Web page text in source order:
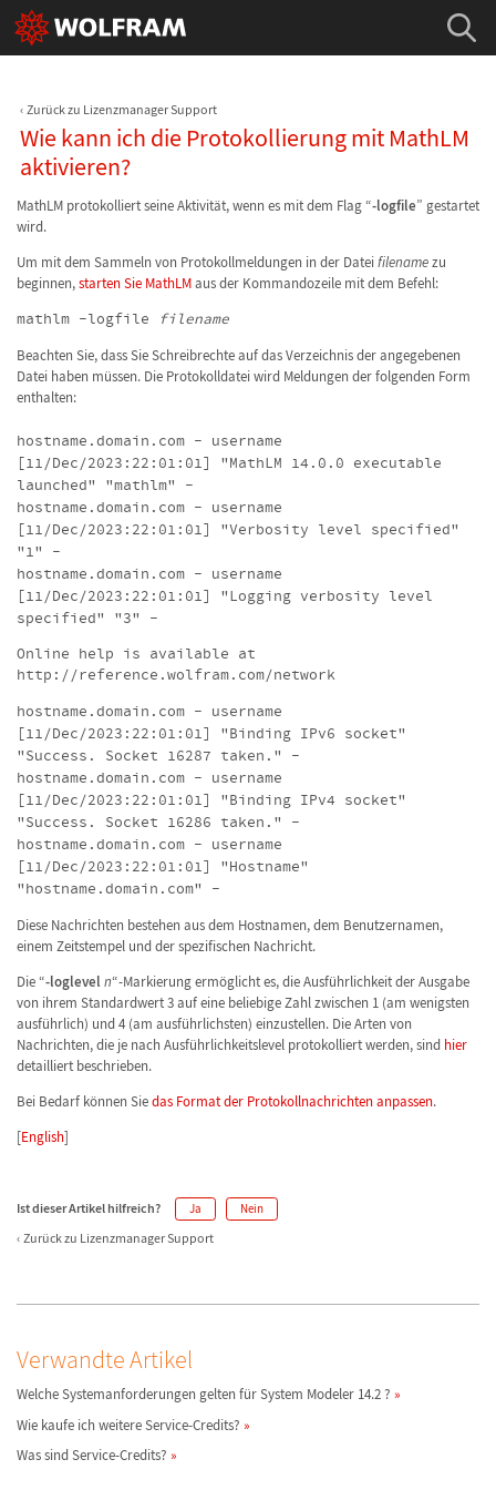
Zurück zu Lizenzmanager Support
Wie kann ich die Protokollierung mit MathLM
aktivieren?
MathLM protokolliert seine Aktivität, wenn es mit dem Flag “-logfile” gestartet
wird.
Um mit dem Sammeln von Protokollmeldungen in der Dateifilenamezu
beginnen,starten Sie MathLMaus der Kommandozeile mit dem Befehl:
mathlm -logfile filename
Beachten Sie, dass Sie Schreibrechte auf das Verzeichnis der angegebenen
Datei haben müssen. Die Protokolldatei wird Meldungen der folgenden Form
enthalten:
hostname.domain.com - username
[11/Dec/2023:22:01:01] "MathLM 14.0.0 executable
launched" "mathlm" -
hostname.domain.com - username
[11/Dec/2023:22:01:01] "Verbosity level specified"
"1" -
hostname.domain.com - username
[11/Dec/2023:22:01:01] "Logging verbosity level
specified" "3" -
Online help is available at
http://reference.wolfram.com/network
hostname.domain.com - username
[11/Dec/2023:22:01:01] "Binding IPv6 socket"
"Success. Socket 16287 taken." -
hostname.domain.com - username
[11/Dec/2023:22:01:01] "Binding IPv4 socket"
"Success. Socket 16286 taken." -
hostname.domain.com - username
[11/Dec/2023:22:01:01] "Hostname"
"hostname.domain.com" -
Diese Nachrichten bestehen aus dem Hostnamen, dem Benutzernamen,
einem Zeitstempel und der spezifischen Nachricht.
Die “-loglevel n“-Markierung ermöglicht es, die Ausführlichkeit der Ausgabe
von ihrem Standardwert 3 auf eine beliebige Zahl zwischen 1 (am wenigsten
ausführlich) und 4 (am ausführlichsten) einzustellen. Die Arten von
Nachrichten, die je nach Ausführlichkeitslevel protokolliert werden, sind hier
detailliert beschrieben.
Bei Bedarf können Siedas Format der Protokollnachrichten anpassen.
[English]
Ist dieser Artikel hilfreich? Ja Nein
Zurück zu Lizenzmanager Support
Verwandte Artikel
Welche Systemanforderungen gelten für System Modeler 14.2 ?
Wie kaufe ich weitere Service-Credits?
Was sind Service-Credits?